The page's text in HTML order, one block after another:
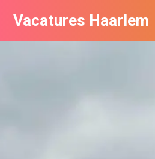
Vacatures Haarlem
Vacatures per bedrijf in Haarlem